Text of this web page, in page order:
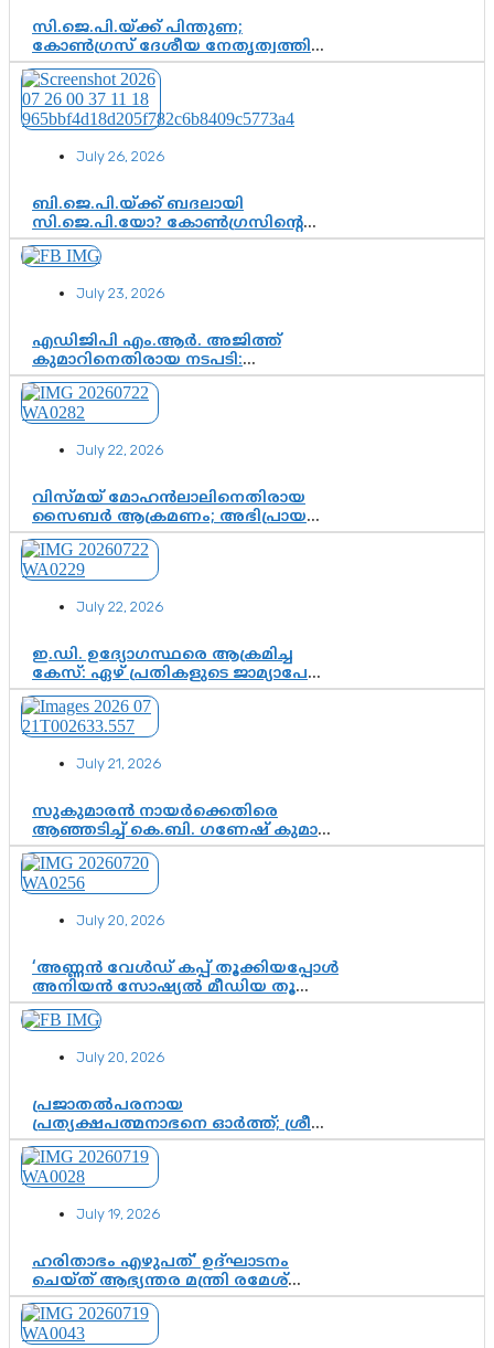
സി.ജെ.പി.യ്ക്ക് പിന്തുണ;
കോൺഗ്രസ് ദേശീയ നേതൃത്വത്തിൽ
ആശങ്കയോ? പാർട്ടിക്കുള്ളിൽ
ഭിന്നാഭിപ്രായമെന്ന വിലയിരുത്തൽ
July 26, 2026
ബി.ജെ.പി.യ്ക്ക് ബദലായി
സി.ജെ.പി.യോ? കോൺഗ്രസിന്റെ
രാഷ്ട്രീയ ഇടം കൈവശപ്പെടുത്താൻ
സിജെപി ഉയർന്നുകഴിഞ്ഞോ?
വഴിത്തിരിവ്
July 23, 2026
എഡിജിപി എം.ആർ. അജിത്ത്
കുമാറിനെതിരായ നടപടി:
സസ്പെൻഷനിൽ ഒതുങ്ങുമോ,
അതോ കൂടുതൽ കടുത്ത
നടപടികളിലേക്കോ?
July 22, 2026
വിസ്മയ് മോഹൻലാലിനെതിരായ
സൈബർ ആക്രമണം; അഭിപ്രായ
സ്വാതന്ത്ര്യത്തെ നിശ്ശബ്ദമാക്കുന്ന
ഡിജിറ്റൽ ഗുണ്ടായിസത്തിന് അറുതി
വേണം
July 22, 2026
ഇ.ഡി. ഉദ്യോഗസ്ഥരെ ആക്രമിച്ച
കേസ്: ഏഴ് പ്രതികളുടെ ജാമ്യാപേക്ഷ
വീണ്ടും തള്ളി; അന്വേഷണം തുടരാൻ
കോടതി അനുമതി
July 21, 2026
സുകുമാരൻ നായർക്കെതിരെ
ആഞ്ഞടിച്ച് കെ.ബി. ഗണേഷ് കുമാർ,
വി.ഡി. സതീശന് പൂർണ പിന്തുണ
July 20, 2026
‘അണ്ണൻ വേൾഡ് കപ്പ് തൂക്കിയപ്പോൾ
അനിയൻ സോഷ്യൽ മീഡിയ തൂക്കി’;
ലാമിൻ യമാലിന്റെ
കിരീടധാരണത്തിനിടെ
ചുണക്കുട്ടൻ
July 20, 2026
പ്രജാതൽപരനായ
പ്രത്യക്ഷപത്മനാഭനെ ഓർത്ത്; ശ്രീ
ചിത്തിര തിരുനാൾ മഹാരാജാവിന്റെ
35-ാം നാടുനീങ്ങൽ ദിനം ഇന്ന്
July 19, 2026
ഹരിതാഭം എഴുപത്’ ഉദ്ഘാടനം
ചെയ്ത് ആഭ്യന്തര മന്ത്രി രമേശ്
ചെന്നിത്തല; ആർ. ഹരികുമാറിന്റെ
സപ്തതി ആഘോഷങ്ങൾക്ക്
പ്രൗഢമായ തുടക്കം